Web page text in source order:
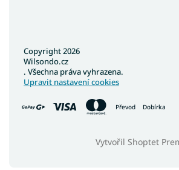
Převod Dobírka
Vytvořil Shoptet
Copyright 2026
Wilsondo.cz
. Všechna práva vyhrazena.
Upravit nastavení cookies